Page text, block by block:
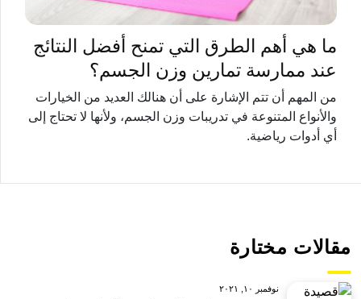
ما هي أهم الطرق التي تمنح أفضل النتائج
عند ممارسة تمارين وزن الجسم؟
من المهم أن تتم الإشارة على أن هنالك العديد من الخيارات
والأنواع المتنوعة في تدريبات وزن الجسم، ولأنها لا تحتاج إلى
أي أدوات رياضية.
مقالات مختارة
نوفمبر ١٠, ٢٠٢١